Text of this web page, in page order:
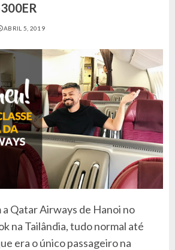
ABRIL 5, 2019
a Qatar Airways de Hanoi no
na Tailândia, tudo normal até
era o único passageiro na